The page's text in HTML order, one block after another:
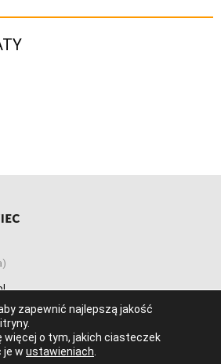
Radio Ostrowiec 2026 Radio
Stworzone z
zapewnić najlepszą jakość
więcej o tym, jakich ciasteczek
je w ustawieniach